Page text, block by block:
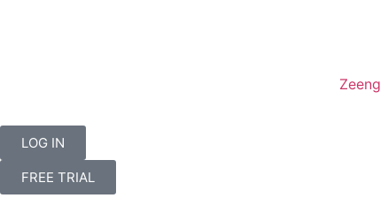
Zeeng
LOG IN
FREE TRIAL